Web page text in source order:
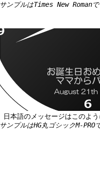
サンプルはTimes New Roman
日本語のメッセージはこのよ
サンプルはHG丸ゴシックM-PRO